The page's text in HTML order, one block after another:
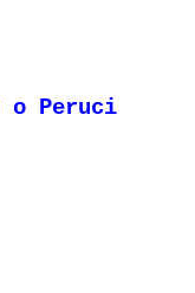
o Peruci